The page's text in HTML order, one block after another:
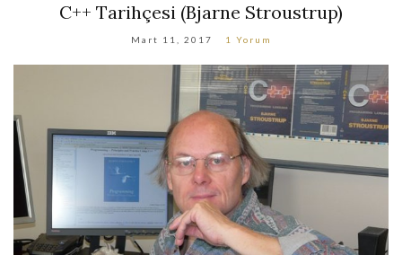
C++ Tarihçesi (Bjarne Stroustrup)
Mart 11, 2017 1 Yorum